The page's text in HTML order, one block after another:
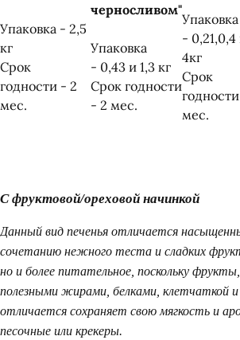
Упаковка - 2,5
кг
Срок
годности - 2
мес.
черносливом"
Упаковка
- 0,43 и 1,3 кг
Срок годности
- 2 мес.
Упаковка
- 0,21,0,4
4кг
Срок
мес.
С фруктовой/ореховой начинкой
Данный вид печенья отличается
сочетанию нежного теста и сладких
но и более питательное, поскольку
полезными жирами, белками, клетчаткой
отличается сохраняет свою мягкость и
песочные или крекеры.